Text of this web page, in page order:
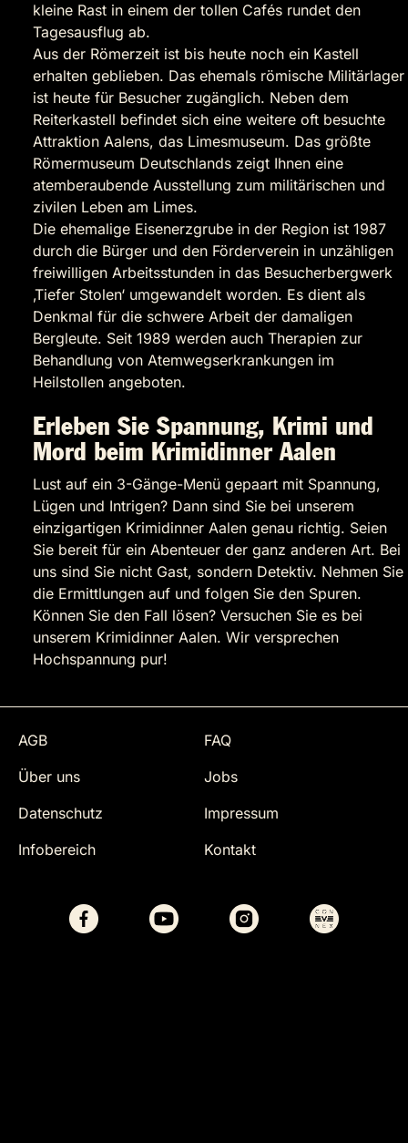
kleine Rast in einem der tollen Cafés rundet den
Tagesausflug ab.
Aus der Römerzeit ist bis heute noch ein Kastell
erhalten geblieben. Das ehemals römische Militärlager
ist heute für Besucher zugänglich. Neben dem
Reiterkastell befindet sich eine weitere oft besuchte
Attraktion Aalens, das Limesmuseum. Das größte
Römermuseum Deutschlands zeigt Ihnen eine
atemberaubende Ausstellung zum militärischen und
zivilen Leben am Limes.
Die ehemalige Eisenerzgrube in der Region ist 1987
durch die Bürger und den Förderverein in unzähligen
freiwilligen Arbeitsstunden in das Besucherbergwerk
‚Tiefer Stolen‘ umgewandelt worden. Es dient als
Denkmal für die schwere Arbeit der damaligen
Bergleute. Seit 1989 werden auch Therapien zur
Behandlung von Atemwegserkrankungen im
Heilstollen angeboten.
Erleben Sie Spannung, Krimi und
Mord beim Krimidinner Aalen
Lust auf ein 3-Gänge-Menü gepaart mit Spannung,
Lügen und Intrigen? Dann sind Sie bei unserem
einzigartigen Krimidinner Aalen genau richtig. Seien
Sie bereit für ein Abenteuer der ganz anderen Art. Bei
uns sind Sie nicht Gast, sondern Detektiv. Nehmen Sie
die Ermittlungen auf und folgen Sie den Spuren.
Können Sie den Fall lösen? Versuchen Sie es bei
unserem Krimidinner Aalen. Wir versprechen
Hochspannung pur!
AGB
FAQ
Über uns
Jobs
Datenschutz
Impressum
Infobereich
Kontakt